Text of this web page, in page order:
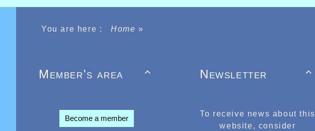
You are here : Home»

Member's area
Become a member

Newsletter
To receive news about this
website, consider